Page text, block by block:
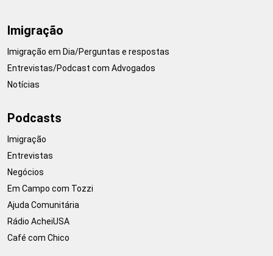
Imigração
Imigração em Dia/Perguntas e respostas
Entrevistas/Podcast com Advogados
Notícias
Podcasts
Imigração
Entrevistas
Negócios
Em Campo com Tozzi
Ajuda Comunitária
Rádio AcheiUSA
Café com Chico